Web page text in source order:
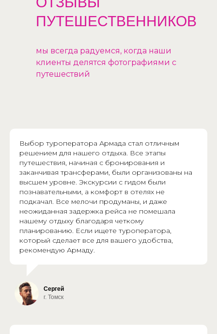
ПУТЕШЕСТВЕННИКОВ
мы всегда радуемся, когда наши
клиенты делятся фотографиями с
путешествий
Выбор туроператора Армада стал отличным
решением для нашего отдыха. Все этапы
путешествия, начиная с бронирования и
заканчивая трансферами, были организованы на
высшем уровне. Экскурсии с гидом были
познавательными, а комфорт в отелях не
подкачал. Все мелочи продуманы, и даже
неожиданная задержка рейса не помешала
нашему отдыху благодаря четкому
планированию. Если ищете туроператора,
который сделает все для вашего удобства,
рекомендую Армаду.
Сергей
г. Томск